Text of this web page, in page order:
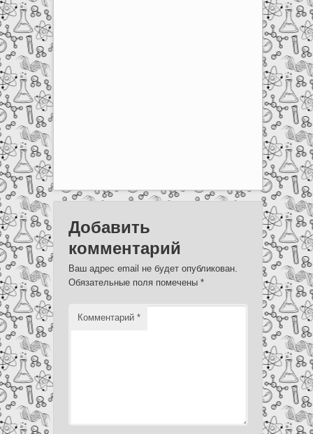
Добавить
комментарий
Ваш адрес email не будет опубликован.
Обязательные поля помечены *
Комментарий *